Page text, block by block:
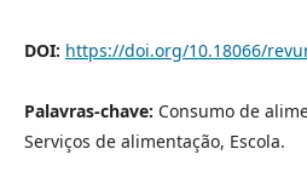
DOI: https://doi.org/10.18066/
Palavras-chave: Consumo de
Serviços de alimentação, Escola.